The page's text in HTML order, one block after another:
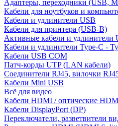
Адаптеры, переходники (USB,
Кабели для ноутбуков и
Кабели и удлинители USB
Кабели для принтера (USB-B)
Активные кабели и удлинители
Кабели и удлинители Type-C -
Кабели USB COM
Патч-корды UTP (LAN кабели)
Соединители RJ45, вилочки
Кабели Mini USB
Всё для видео
Кабели HDMI / оптические
Кабели DisplayPort (DP)
Переключатели, разветвители